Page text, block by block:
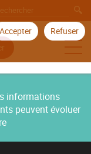
Accepter Refuser
informations
peuvent évoluer